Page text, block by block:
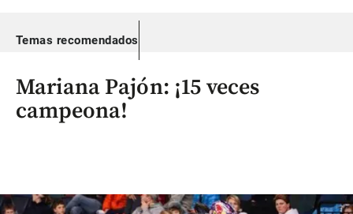
Temas recomendados
Mariana Pajón: ¡15 veces
campeona!